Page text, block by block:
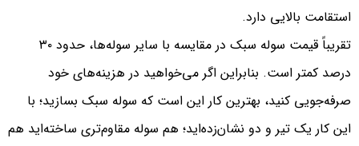
استقامت بالایی دارد.
تقریباً قیمت سوله سبک در مقایسه با سایر سوله‌ها، حدود ۳۰
درصد کمتر است. بنابراین اگر می‌خواهید در هزینه‌های خود
صرفه‌جویی کنید، بهترین کار این است که سوله سبک بسازید؛ با
این کار یک تیر و دو نشان‌زده‌اید؛ هم سوله مقاوم‌تری ساخته‌اید هم